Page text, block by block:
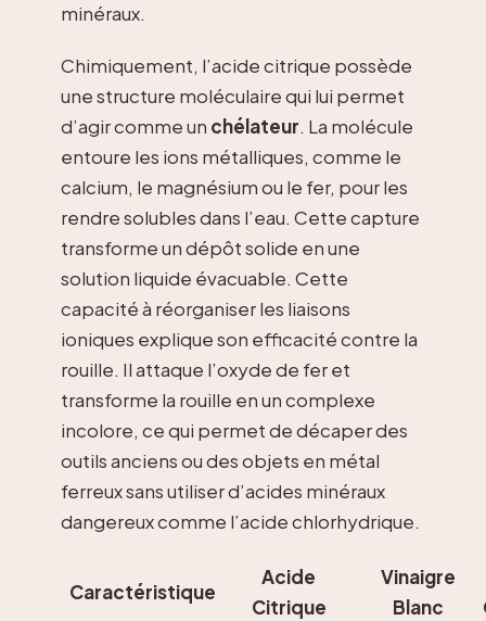
minéraux.
Chimiquement, l’acide citrique possède
une structure moléculaire qui lui permet
d’agir comme un chélateur. La molécule
entoure les ions métalliques, comme le
calcium, le magnésium ou le fer, pour les
rendre solubles dans l’eau. Cette capture
transforme un dépôt solide en une
solution liquide évacuable. Cette
capacité à réorganiser les liaisons
ioniques explique son efficacité contre la
rouille. Il attaque l’oxyde de fer et
transforme la rouille en un complexe
incolore, ce qui permet de décaper des
outils anciens ou des objets en métal
ferreux sans utiliser d’acides minéraux
dangereux comme l’acide chlorhydrique.
Caractéristique
Acide
Citrique
Vinaigre
Blanc